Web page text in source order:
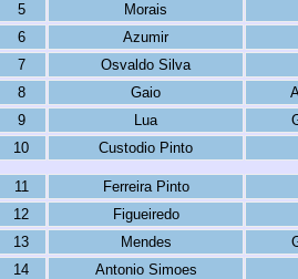
5
Morais
6
Azumir
7
Osvaldo Silva
8
Gaio
9
Lua
10
Custodio Pinto
11
Ferreira Pinto
12
Figueiredo
13
Mendes
14
Antonio Simoes